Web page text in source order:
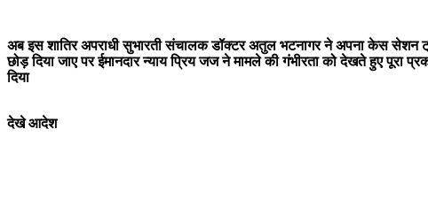
अब इस शातिर अपराधीसुभारती संचालक डॉक्टर अतुल भटनागर ने अपना केस सेशन
छोड़ दिया जाए पर ईमानदार न्याय प्रिय जज ने मामले की गंभीरता को देखते हुए
दिया
देखे आदेश